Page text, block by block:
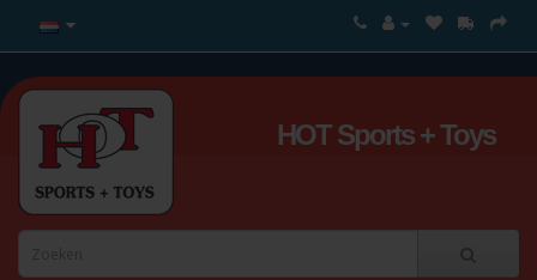
HOT Sports + Toys